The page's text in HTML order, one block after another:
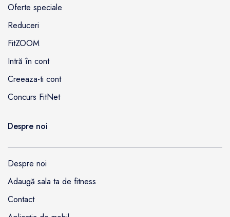
Oferte speciale
Reduceri
FitZOOM
Intră în cont
Creeaza-ti cont
Concurs FitNet
Despre noi
Despre noi
Adaugă sala ta de fitness
Contact